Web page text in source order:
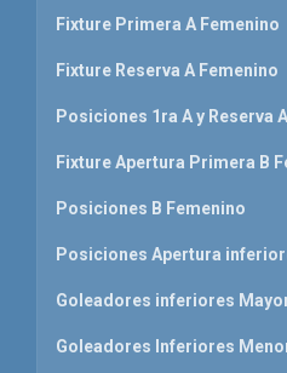
Fixture Primera A Femenino
Fixture Reserva A Femenino
Posiciones 1ra A y Reserva
Fixture Apertura Primera B
Posiciones B Femenino
Posiciones Apertura
Goleadores inferiores
Goleadores Inferiores